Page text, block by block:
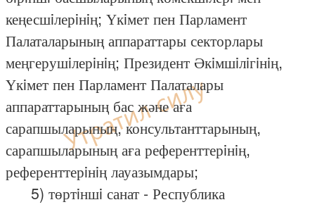
кеңесшiлерiнiң; Үкiмет пен Парламент
Палаталарының аппараттары секторлары
меңгерушiлерiнiң; Президент Әкiмшiлiгiнiң,
Үкiмет пен Парламент Палаталары
аппараттарының бас және аға
сарапшыларының, консультанттарының,
сарапшыларының аға референттерiнiң,
референттерiнiң лауазымдары;
5) төртiншi санат - Республика